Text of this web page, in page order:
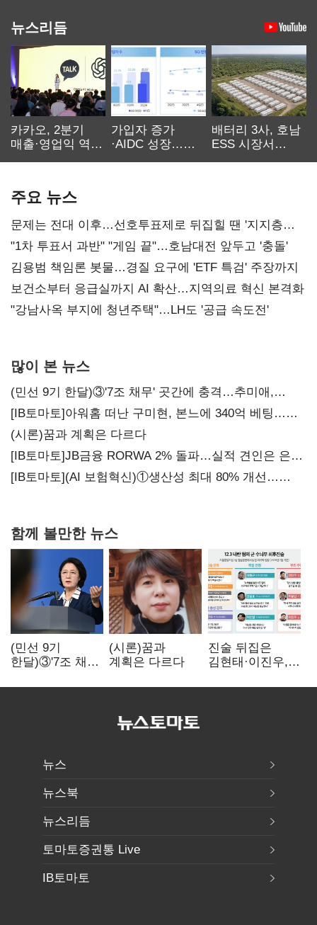
뉴스리듬
카카오, 2분기
매출·영업익 역대
가입자 증가
·AIDC 성장…
배터리 3사, 호남
ESS 시장서
주요 뉴스
문제는 전대 이후…선호투표제로 뒤집힐 땐 '지지층
불복'
"1차 투표서 과반" "게임 끝"…호남대전 앞두고 '충돌'
김용범 책임론 봇물…경질 요구에 'ETF 특검' 주장까지
보건소부터 응급실까지 AI 확산…지역의료 혁신 본격화
"강남사옥 부지에 청년주택"…LH도 '공급 속도전'
많이 본 뉴스
(민선 9기 한달)③'7조 채무' 곳간에 충격…추미애,
20년만에 '비상재정' 선언 승부수
[IB토마토]아워홈 떠난 구미현, 본느에 340억 베팅…
가족 지배체제 구축
(시론)꿈과 계획은 다르다
[IB토마토]JB금융 RORWA 2% 돌파…실적 견인은 은행
아닌 캐피탈
[IB토마토](AI 보험혁신)①생산성 최대 80% 개선…
함께 볼만한 뉴스
(민선 9기
한달)③'7조 채무'
추미애, 20년만에
(시론)꿈과
계획은 다르다
진술 뒤집은
김현태·이진우,
헌신"…법정서
뉴스
뉴스북
뉴스리듬
토마토증권통 Live
IB토마토